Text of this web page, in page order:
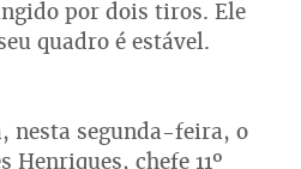
por dois tiros. Ele
quadro é estável.
nesta segunda-feira, o
Henriques, chefe 11º